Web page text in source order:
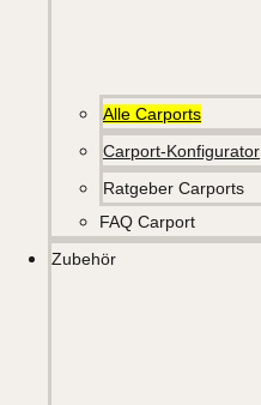
Alle Carports
Carport-Konfigurator
Ratgeber Carports
FAQ Carport
Zubehör